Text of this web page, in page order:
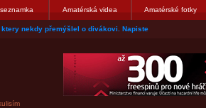
Amatérská videa Amatérské fotky
ktery nekdy přemýšlel o divákovi. Napiste